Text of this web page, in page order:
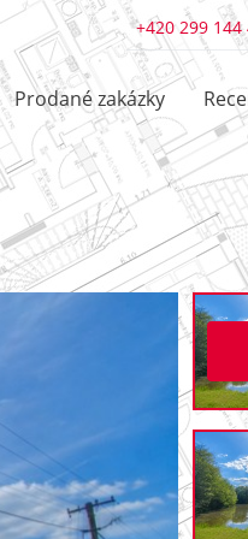
+420 299 144
Prodané zakázky